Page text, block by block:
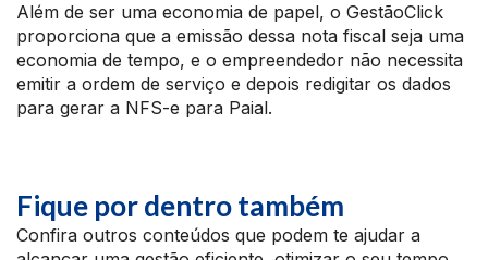
Além de ser uma economia de papel, o GestãoClick
proporciona que a emissão dessa nota fiscal seja uma
economia de tempo, e o empreendedor não necessita
emitir a ordem de serviço e depois redigitar os dados
para gerar a NFS-e para Paial.
Fique por dentro também
Confira outros conteúdos que podem te ajudar a